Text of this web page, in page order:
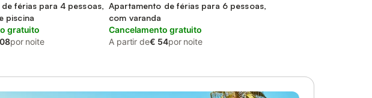
férias para 4 pessoas,
piscina
gratuito
por noite
Apartamento de férias para 6 pessoas,
com varanda
Cancelamento gratuito
A partir de€ 54por noite